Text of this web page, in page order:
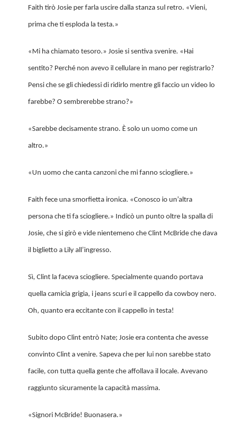
Faith tirò Josie per farla uscire dalla stanza sul retro. «Vieni,
prima che ti esploda la testa.»
«Mi ha chiamato tesoro.» Josie si sentiva svenire. «Hai
sentito? Perché non avevo il cellulare in mano per registrarlo?
Pensi che se gli chiedessi di ridirlo mentre gli faccio un video lo
farebbe? O sembrerebbe strano?»
«Sarebbe decisamente strano. È solo un uomo come un
altro.»
«Un uomo che canta canzoni che mi fanno sciogliere.»
Faith fece una smorfietta ironica. «Conosco io un’altra
persona che ti fa sciogliere.» Indicò un punto oltre la spalla di
Josie, che si girò e vide nientemeno che Clint McBride che dava
il biglietto a Lily all’ingresso.
Sì, Clint la faceva sciogliere. Specialmente quando portava
quella camicia grigia, i jeans scuri e il cappello da cowboy nero.
Oh, quanto era eccitante con il cappello in testa!
Subito dopo Clint entrò Nate; Josie era contenta che avesse
convinto Clint a venire. Sapeva che per lui non sarebbe stato
facile, con tutta quella gente che affollava il locale. Avevano
raggiunto sicuramente la capacità massima.
«Signori McBride! Buonasera.»